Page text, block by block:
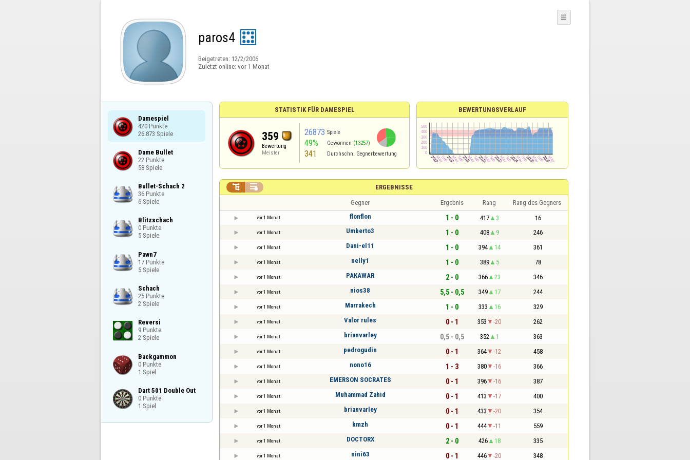
paros4
Beigetreten: 12/2/2006
Zuletzt online: vor 1 Monat
☰
Damespiel
420 Punkte
26.873 Spiele
Dame Bullet
22 Punkte
58 Spiele
Bullet-Schach 2
36 Punkte
6 Spiele
Blitzschach
0 Punkte
5 Spiele
Pawn7
17 Punkte
5 Spiele
Schach
25 Punkte
2 Spiele
Reversi
9 Punkte
2 Spiele
Backgammon
0 Punkte
1 Spiel
Dart 501 Double Out
0 Punkte
1 Spiel
STATISTIK FÜR DAMESPIEL
359
Bewertung
Meister
26873 Spiele
49% Gewonnen (13257)
341 Durchschn. Gegnerbewertung
BEWERTUNGSVERLAUF
ERGEBNISSE
 
Gegner Ergebnis Rang Rang des Gegners
vor 1 Monat flonflon 1 - 0 417 3 16
vor 1 Monat Umberto3 1 - 0 408 9 246
vor 1 Monat Dani-el11 1 - 0 394 14 361
vor 1 Monat nelly1 1 - 0 389 5 78
vor 1 Monat PAKAWAR 2 - 0 366 23 346
vor 1 Monat nios38 5,5 - 0,5 349 17 244
vor 1 Monat Marrakech 1 - 0 333 16 329
vor 1 Monat Valor rules 0 - 1 353 -20 262
vor 1 Monat brianvarley 0,5 - 0,5 352 1 363
vor 1 Monat pedrogudin 0 - 1 364 -12 458
vor 1 Monat nono16 1 - 3 380 -16 366
vor 1 Monat EMERSON SOCRATES 0 - 1 396 -16 387
vor 1 Monat Muhammad Zahid 0 - 1 413 -17 400
vor 1 Monat brianvarley 0 - 1 433 -20 354
vor 1 Monat kmzh 0 - 1 444 -11 559
vor 1 Monat DOCTORX 2 - 0 426 18 335
vor 1 Monat nini63 0 - 1 446 -20 348